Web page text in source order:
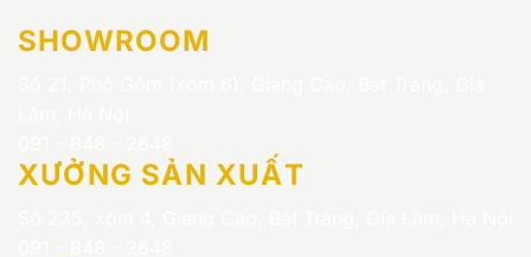
SHOWROOM
XƯỞNG SẢN XUẤT